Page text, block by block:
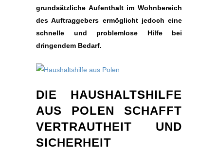
grundsätzliche Aufenthalt im Wohnbereich
des Auftraggebers ermöglicht jedoch eine
schnelle und problemlose Hilfe bei
dringendem Bedarf.
DIE HAUSHALTSHILFE
AUS POLEN SCHAFFT
VERTRAUTHEIT UND
SICHERHEIT